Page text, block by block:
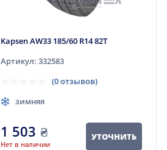
Kapsen AW33 185/60 R14 82T
Артикул: 332583
(0 отзывов)
зимняя
1 503 ₴
Нет в наличии
УТОЧНИТЬ